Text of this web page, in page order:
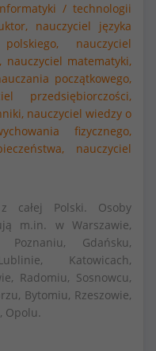
/ technologii
nauczyciel języka
nauczyciel
nauczyciel matematyki,
początkowego,
przedsiębiorczości,
nauczyciel wiedzy o
fizycznego,
nauczyciel
całej Polski. Osoby
m.in. w Warszawie,
Poznaniu, Gdańsku,
Katowicach,
Radomiu, Sosnowcu,
Bytomiu, Rzeszowie,
Opolu.